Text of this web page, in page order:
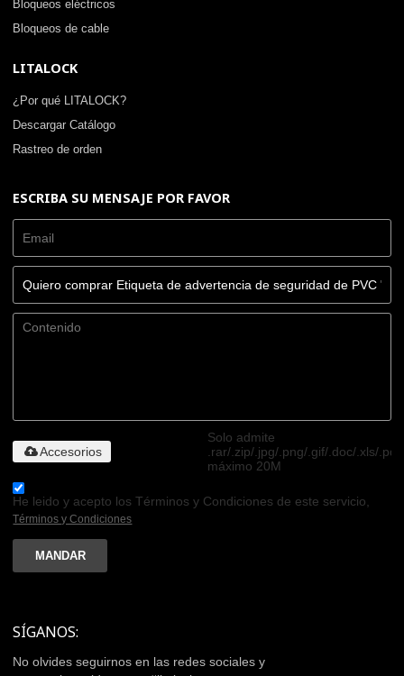
Bloqueos eléctricos
Bloqueos de cable
LITALOCK
¿Por qué LITALOCK?
Descargar Catálogo
Rastreo de orden
ESCRIBA SU MENSAJE POR FAVOR
Solo admite
.rar/.zip/.jpg/.png/.gif/.doc/.xls/.pdf,
máximo 20M
Accesorios
He leido y acepto los Términos y Condiciones de este servicio,
Términos y Condiciones
MANDAR
SÍGANOS:
No olvides seguirnos en las redes sociales y